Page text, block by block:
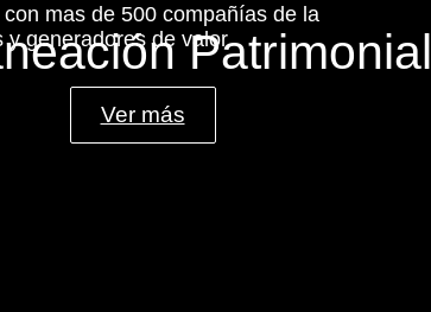
Patrimonial
Ver más
mas de 500 compañías de la
generadores de valor.